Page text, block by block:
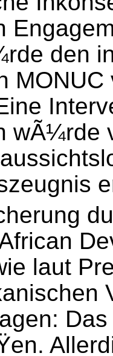
den
wÃ¼rde
laut